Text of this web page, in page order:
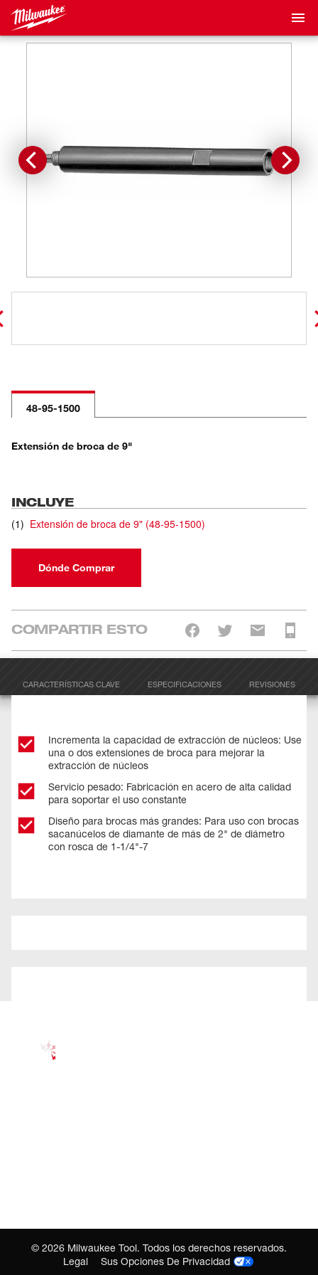
48-95-1500
Extensión de broca de 9"
INCLUYE
(1) Extensión de broca de 9" (48-95-1500)
Dónde Comprar
COMPARTIR ESTO
CARACTERÍSTICAS CLAVE ESPECIFICACIONES REVISIONES
Incrementa la capacidad de extracción de núcleos: Use
una o dos extensiones de broca para mejorar la
extracción de núcleos
Servicio pesado: Fabricación en acero de alta calidad
para soportar el uso constante
Diseño para brocas más grandes: Para uso con brocas
sacanúcelos de diamante de más de 2" de diámetro
con rosca de 1-1/4"-7
© 2026 Milwaukee Tool. Todos los derechos reservados.
Legal
Sus Opciones De Privacidad